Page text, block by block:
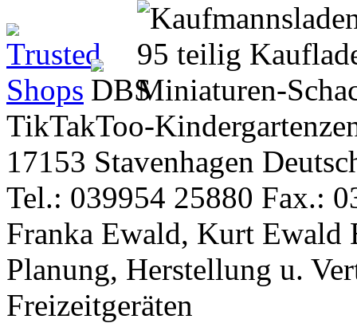
TikTakToo-
17153 Stavenhagen
Tel.: 039954 25880 Fax.:
Franka Ewald, Kurt Ewald
Planung, Herstellung u.
Freizeitgeräten